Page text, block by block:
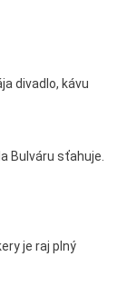
divadlo, kávu
Bulváru sťahuje.
je raj plný